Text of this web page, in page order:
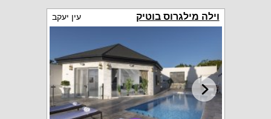
וילה מילגרוס בוטיק עין יעקב